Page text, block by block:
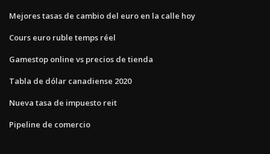
Mejores tasas de cambio del euro en la calle hoy
Cours euro ruble temps réel
Gamestop online vs precios de tienda
Tabla de dólar canadiense 2020
Nueva tasa de impuesto reit
Pipeline de comercio